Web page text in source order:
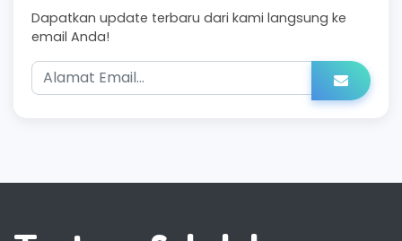
Dapatkan update terbaru dari kami langsung ke
email Anda!